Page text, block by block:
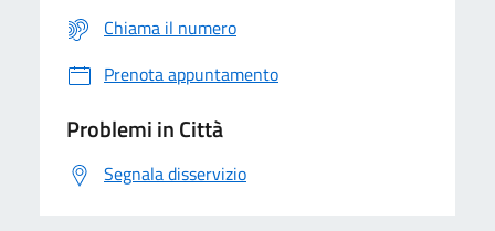
Chiama il numero
Prenota appuntamento
Problemi in Città
Segnala disservizio